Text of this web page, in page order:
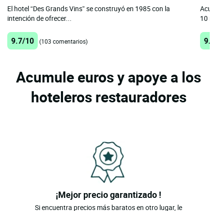
El hotel “Des Grands Vins” se construyó en 1985 con la
intención de ofrecer...
9.7/10 (103 comentarios)
10
Acumule euros y apoye a los
hoteleros restauradores
¡Mejor precio garantizado !
Si encuentra precios más baratos en otro lugar, le